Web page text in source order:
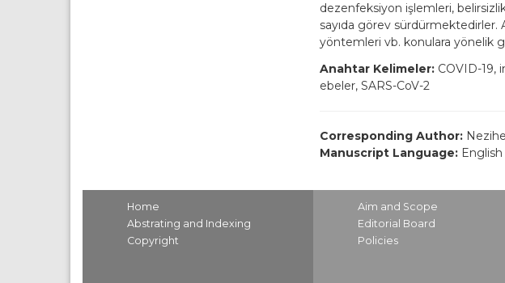
dezenfeksiyon işlemleri,
sayıda görev sürdürmektedirler.
yöntemleri vb. konulara yönelik
Anahtar Kelimeler:COVID-19,
ebeler, SARS-CoV-2
Corresponding Author:
Manuscript Language: English
Home
Abstrating and Indexing
Copyright
Aim and Scope
Editorial Board
Policies